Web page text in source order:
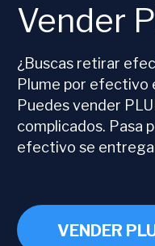
Vender
¿Buscas retirar
Plume por efectivo
Puedes vender
complicados. Pasa
efectivo se
VENDER